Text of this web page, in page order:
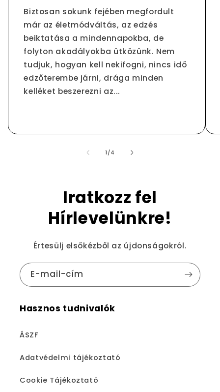
Biztosan sokunk fejében megfordult
már az életmódváltás, az edzés
beiktatása a mindennapokba, de
folyton akadályokba ütközünk. Nem
tudjuk, hogyan kell nekifogni, nincs idő
edzőterembe járni, drága minden
kelléket beszerezni az...
1 //4
Iratkozz fel
Hírlevelünkre!
Értesülj elsőkézből az újdonságokról.
E-mail-cím
Hasznos tudnivalók
ÁSZF
Adatvédelmi tájékoztató
Cookie Tájékoztató